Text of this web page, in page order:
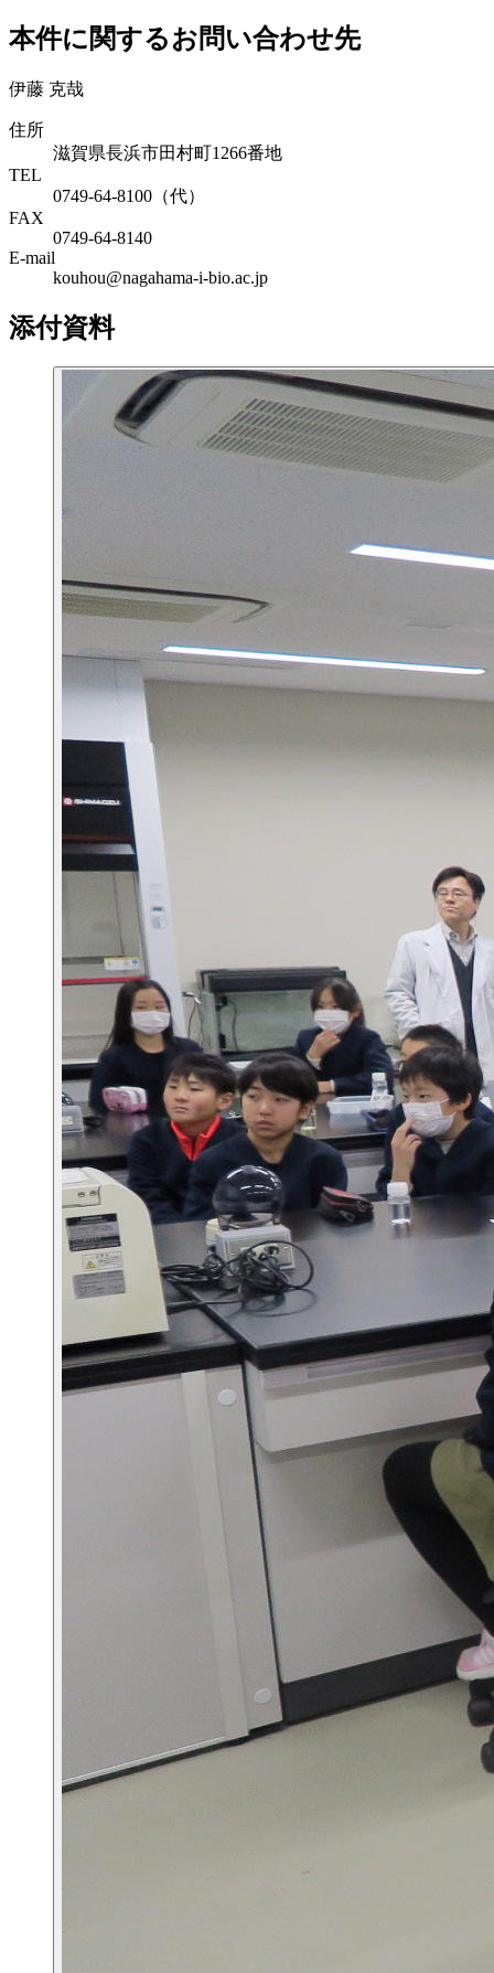
本件に関するお問い合わせ先
伊藤 克哉
住所
滋賀県長浜市田村町1266番地
TEL
0749-64-8100（代）
FAX
0749-64-8140
E-mail
kouhou@nagahama-i-bio.ac.jp
添付資料